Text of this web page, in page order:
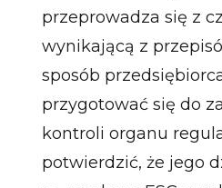
przeprowadza się z
wynikającą z
sposób
przygotować się do
kontroli organu
potwierdzić, że jego